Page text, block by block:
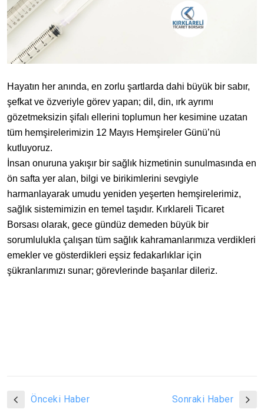
Hayatın her anında, en zorlu şartlarda dahi büyük bir sabır,
şefkat ve özveriyle görev yapan; dil, din, ırk ayrımı
gözetmeksizin şifalı ellerini toplumun her kesimine uzatan
tüm hemşirelerimizin 12 Mayıs Hemşireler Günü’nü
kutluyoruz.
​İnsan onuruna yakışır bir sağlık hizmetinin sunulmasında en
ön safta yer alan, bilgi ve birikimlerini sevgiyle
harmanlayarak umudu yeniden yeşerten hemşirelerimiz,
sağlık sistemimizin en temel taşıdır. Kırklareli Ticaret
Borsası olarak, gece gündüz demeden büyük bir
sorumlulukla çalışan tüm sağlık kahramanlarımıza verdikleri
emekler ve gösterdikleri eşsiz fedakarlıklar için
şükranlarımızı sunar; görevlerinde başarılar dileriz.
Önceki Haber Sonraki Haber